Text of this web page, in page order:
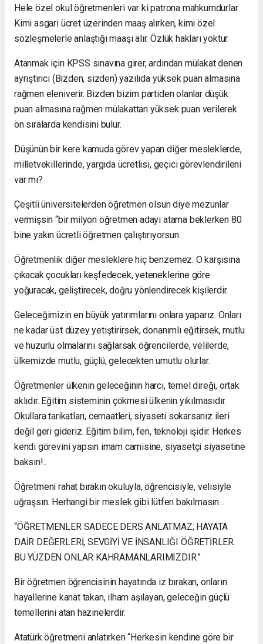
Hele özel okul öğretmenleri var ki patrona mahkumdurlar.
Kimi asgari ücret üzerinden maaş alırken, kimi özel
sözleşmelerle anlaştığı maaşı alır. Özlük hakları yoktur.
Atanmak için KPSS sınavına girer, ardından mülakat denen
ayrıştırıcı (Bizden, sizden) yazılıda yüksek puan almasına
rağmen eleniverir. Bizden bizim partiden olanlar düşük
puan almasına rağmen mülakattan yüksek puan verilerek
ön sıralarda kendisini bulur.
Düşünün bir kere kamuda görev yapan diğer mesleklerde,
milletvekillerinde, yargıda ücretlisi, geçici görevlendirileni
var mı?
Çeşitli üniversitelerden öğretmen olsun diye mezunlar
vermişsin “bir milyon öğretmen adayı atama beklerken 80
bine yakın ücretli öğretmen çalıştırıyorsun.
Öğretmenlik diğer mesleklere hiç benzemez. O karşısına
çıkacak çocukları keşfedecek, yeteneklerine göre
yoğuracak, geliştirecek, doğru yönlendirecek kişilerdir.
Geleceğimizin en büyük yatırımlarını onlara yaparız. Onları
ne kadar üst düzey yetiştirirsek, donanımlı eğitirsek, mutlu
ve huzurlu olmalarını sağlarsak öğrencilerde, velilerde,
ülkemizde mutlu, güçlü, gelecekten umutlu olurlar.
Öğretmenler ülkenin geleceğinin harcı, temel direği, ortak
aklıdır. Eğitim sisteminin çökmesi ülkenin yıkılmasıdır.
Okullara tarikatları, cemaatleri, siyaseti sokarsanız ileri
değil geri gideriz. Eğitim bilim, fen, teknoloji işidir. Herkes
kendi görevini yapsın imam camisine, siyasetçi siyasetine
baksın!..
Öğretmeni rahat bırakın okuluyla, öğrencisiyle, velisiyle
uğraşsın. Herhangi bir meslek gibi lütfen bakılmasın…
“ÖĞRETMENLER SADECE DERS ANLATMAZ; HAYATA
DAİR DEĞERLERİ, SEVGİYİ VE İNSANLIĞI ÖĞRETİRLER.
BU YÜZDEN ONLAR KAHRAMANLARIMIZDIR.”
Bir öğretmen öğrencisinin hayatında iz bırakan, onların
hayallerine kanat takan, ilham aşılayan, geleceğin güçlü
temellerini atan hazinelerdir.
Atatürk öğretmeni anlatırken “Herkesin kendine göre bir